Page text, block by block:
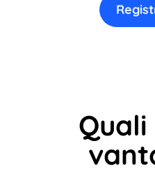
Quali